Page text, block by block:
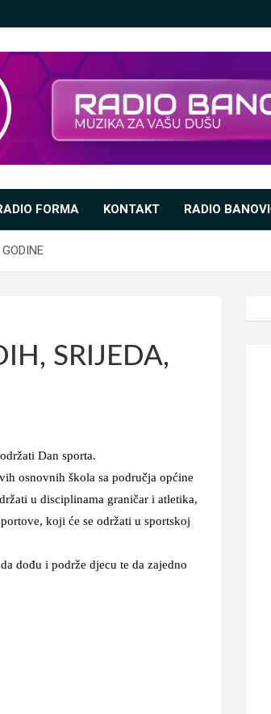
FORMA KONTAKT RADIO
SRIJEDA,
Dan sporta.
osnovnih škola sa područja općine
u disciplinama graničar i atletika,
koji će se održati u sportskoj
dođu i podrže djecu te da zajedno